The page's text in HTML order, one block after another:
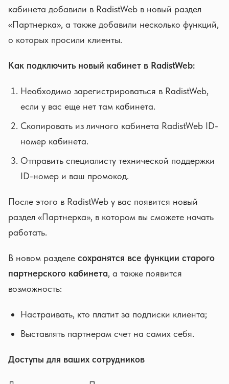
кабинета добавили в RadistWeb в новый раздел
«Партнерка», а также добавили несколько функций,
о которых просили клиенты.
Как подключить новый кабинет в RadistWeb:
Необходимо зарегистрироваться в RadistWeb,
если у вас еще нет там кабинета.
Скопировать из личного кабинета RadistWeb ID-
номер кабинета.
Отправить специалисту технической поддержки
ID-номер и ваш промокод.
После этого в RadistWeb у вас появится новый
раздел «Партнерка», в котором вы сможете начать
работать.
В новом разделе сохранятся все функции старого
партнерского кабинета, а также появится
возможность:
Настраивать, кто платит за подписки клиента;
Выставлять партнерам счет на самих себя.
Доступы для ваших сотрудников